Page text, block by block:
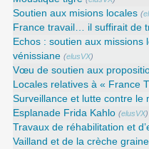
Soutien aux misions locales (
France travail… il suffirait de
Echos : soutien aux
vénissiane (elusVX)
Vœu de soutien aux
Locales relatives à « France
Surveillance et lutte contre le
Esplanade Frida Kahlo (elusVX)
Travaux de réhabilitation et
Vailland et de la crèche